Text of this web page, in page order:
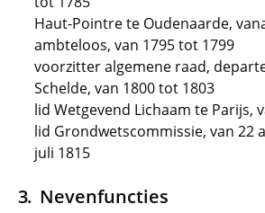
Haut-Pointre te Oudenaarde,
ambteloos, van 1795 tot 1799
voorzitter algemene raad,
Schelde, van 1800 tot 1803
lid Wetgevend Lichaam te Parijs,
lid Grondwetscommissie, van 22
juli 1815
Nevenfuncties